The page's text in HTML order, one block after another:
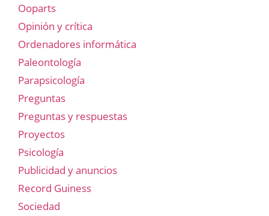
Ooparts
Opinión y crítica
Ordenadores informática
Paleontología
Parapsicología
Preguntas
Preguntas y respuestas
Proyectos
Psicología
Publicidad y anuncios
Record Guiness
Sociedad